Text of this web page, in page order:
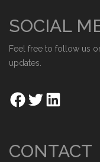
SOCIAL
Feel free to follow us
updates.
CONTACT